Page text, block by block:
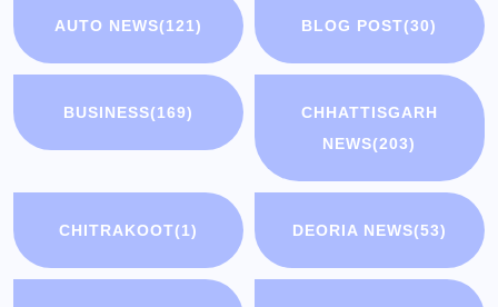
AUTO NEWS(121) BLOG POST(30)
BUSINESS(169)
CHHATTISGARH
NEWS(203)
CHITRAKOOT(1) DEORIA NEWS(53)